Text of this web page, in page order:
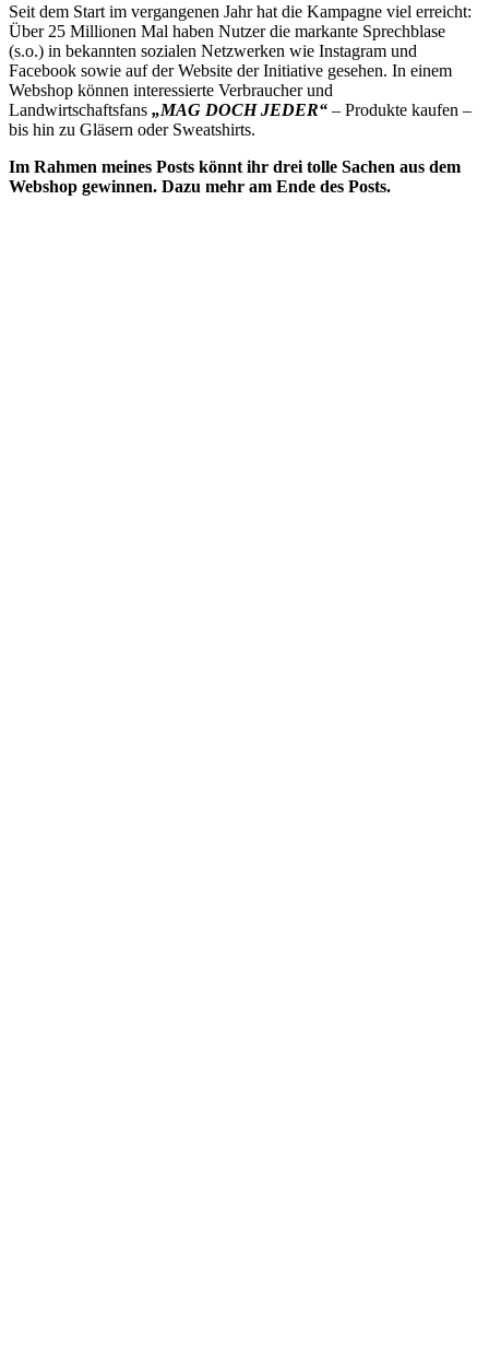
Seit dem Start im vergangenen Jahr hat die Kampagne viel erreicht:
Über 25 Millionen Mal haben Nutzer die markante Sprechblase
(s.o.) in bekannten sozialen Netzwerken wie Instagram und
Facebook sowie auf der Website der Initiative gesehen. In einem
Webshop können interessierte Verbraucher und
Landwirtschaftsfans „MAG DOCH JEDER“ – Produkte kaufen –
bis hin zu Gläsern oder Sweatshirts.
Im Rahmen meines Posts könnt ihr drei tolle Sachen aus dem
Webshop gewinnen. Dazu mehr am Ende des Posts.